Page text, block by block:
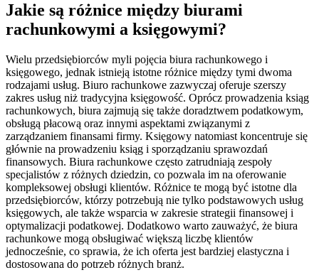
Jakie są różnice między biurami
rachunkowymi a księgowymi?
Wielu przedsiębiorców myli pojęcia biura rachunkowego i
księgowego, jednak istnieją istotne różnice między tymi dwoma
rodzajami usług. Biuro rachunkowe zazwyczaj oferuje szerszy
zakres usług niż tradycyjna księgowość. Oprócz prowadzenia ksiąg
rachunkowych, biura zajmują się także doradztwem podatkowym,
obsługą płacową oraz innymi aspektami związanymi z
zarządzaniem finansami firmy. Księgowy natomiast koncentruje się
głównie na prowadzeniu ksiąg i sporządzaniu sprawozdań
finansowych. Biura rachunkowe często zatrudniają zespoły
specjalistów z różnych dziedzin, co pozwala im na oferowanie
kompleksowej obsługi klientów. Różnice te mogą być istotne dla
przedsiębiorców, którzy potrzebują nie tylko podstawowych usług
księgowych, ale także wsparcia w zakresie strategii finansowej i
optymalizacji podatkowej. Dodatkowo warto zauważyć, że biura
rachunkowe mogą obsługiwać większą liczbę klientów
jednocześnie, co sprawia, że ich oferta jest bardziej elastyczna i
dostosowana do potrzeb różnych branż.